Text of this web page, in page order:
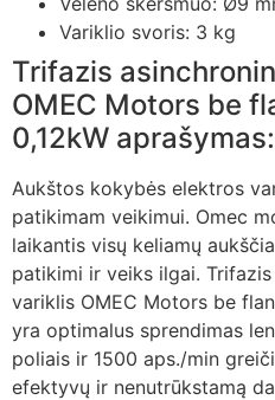
Variklio svoris: 3 kg
Trifazis
OMEC Motors be
0,12kW aprašymas:
Aukštos kokybės elektros
patikimam veikimui. Omec
laikantis visų keliamų
patikimi ir veiks ilgai.
variklis OMEC Motors be
yra optimalus sprendimas
poliais ir 1500 aps./min
efektyvų ir nenutrūkstamą